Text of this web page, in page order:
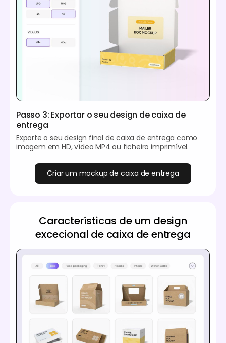
Passo 3: Exportar o seu design de caixa de
entrega
Exporte o seu design final de caixa de entrega como
imagem em HD, vídeo MP4 ou ficheiro imprimível.
Criar um mockup de caixa de entrega
Características de um design
excecional de caixa de entrega